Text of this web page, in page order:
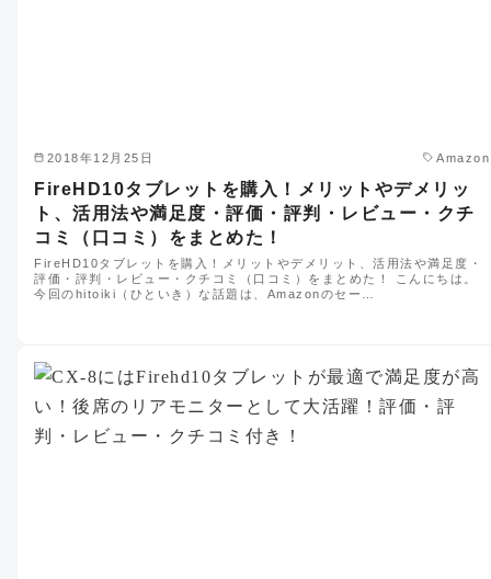
2018年12月25日 Amazon
FireHD10タブレットを購入！メリットやデメリッ
ト、活用法や満足度・評価・評判・レビュー・クチ
コミ（口コミ）をまとめた！
FireHD10タブレットを購入！メリットやデメリット、活用法や満足度・
評価・評判・レビュー・クチコミ（口コミ）をまとめた！ こんにちは。
今回のhitoiki（ひといき）な話題は、Amazonのセー…